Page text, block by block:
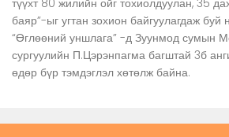
түүхт 80 жилийн ойг тохиолдуулан, 35
баяр”-ыг угтан зохион байгуулагдаж
“Өглөөний уншлага” -д Зуунмод сумын
сургуулийн П.Цэрэнпагма багштай 3б
өдөр бүр тэмдэглэл хөтөлж байна.